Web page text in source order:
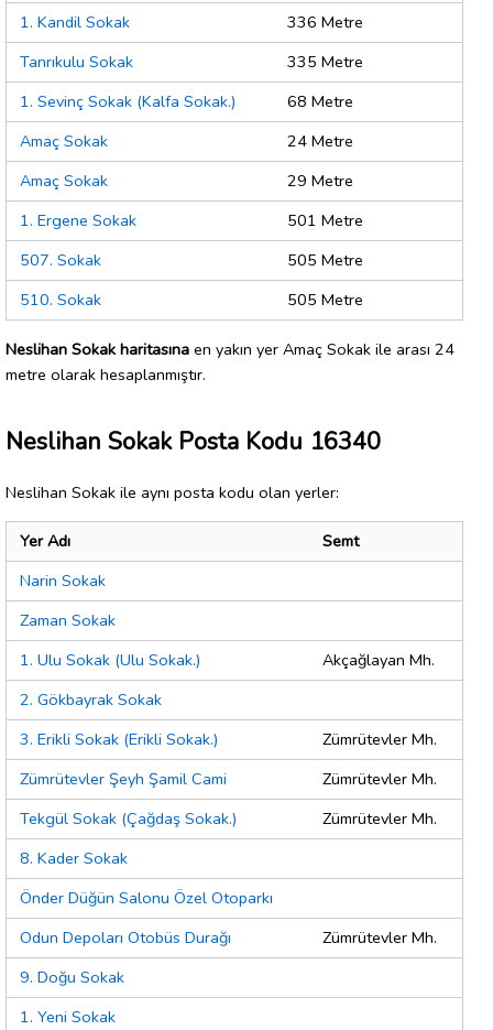
1. Kandil Sokak
336 Metre
Tanrıkulu Sokak
335 Metre
1. Sevinç Sokak (Kalfa Sokak.)
68 Metre
Amaç Sokak
24 Metre
Amaç Sokak
29 Metre
1. Ergene Sokak
501 Metre
507. Sokak
505 Metre
510. Sokak
505 Metre
Neslihan Sokak haritasına en yakın yer Amaç Sokak ile arası 24
metre olarak hesaplanmıştır.
Neslihan Sokak Posta Kodu 16340
Neslihan Sokak ile aynı posta kodu olan yerler:
Yer Adı
Semt
Narin Sokak
Zaman Sokak
1. Ulu Sokak (Ulu Sokak.)
Akçağlayan Mh.
2. Gökbayrak Sokak
3. Erikli Sokak (Erikli Sokak.)
Zümrütevler Mh.
Zümrütevler Şeyh Şamil Cami
Zümrütevler Mh.
Tekgül Sokak (Çağdaş Sokak.)
Zümrütevler Mh.
8. Kader Sokak
Önder Düğün Salonu Özel Otoparkı
Odun Depoları Otobüs Durağı
Zümrütevler Mh.
9. Doğu Sokak
1. Yeni Sokak